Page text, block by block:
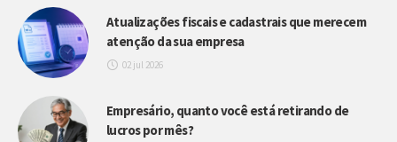
Atualizações fiscais e cadastrais que merecem
atenção da sua empresa
02 jul 2026
Empresário, quanto você está retirando de
lucros por mês?